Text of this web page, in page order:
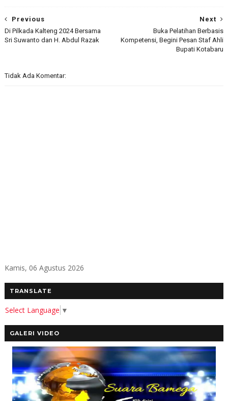
Next
Buka Pelatihan Berbasis
Kompetensi, Begini Pesan Staf Ahli
Bupati Kotabaru
Previous
Di Pilkada Kalteng 2024 Bersama
Sri Suwanto dan H. Abdul Razak
Tidak Ada Komentar:
Kamis, 06 Agustus 2026
TRANSLATE
Select Language ▼
GALERI VIDEO